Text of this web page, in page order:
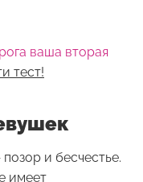
ваша вторая
тест!
и бесчестье.
имеет